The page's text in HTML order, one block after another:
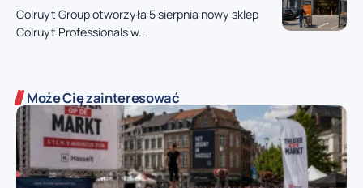
Colruyt Group otworzyła 5 sierpnia nowy sklep
Colruyt Professionals w...
Może Cię zainteresować